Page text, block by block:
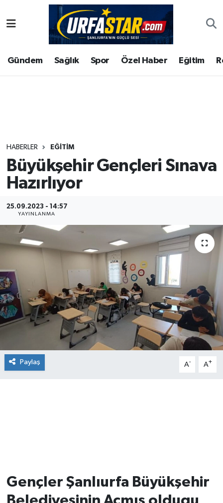
Gündem Sağlık Spor Özel Haber Eğitim
HABERLER EĞITIM
Büyükşehir Gençleri Sınava
Hazırlıyor
25.09.2023 - 14:57
YAYINLANMA
Paylaş A- A+
Gençler Şanlıurfa Büyükşehir
ASAYİS
ÇEVRE
Gündem
Kültür
Magazin
Şanlıurfa Nöbetçi Eczaneler
Şanlıurfa Hava Durumu
Tüm Manşetler
Son Dakika Haberleri
Haber Arşivi